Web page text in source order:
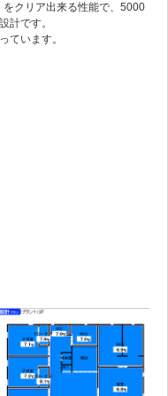
クリア出来る性能で、5000
計です。
ています。